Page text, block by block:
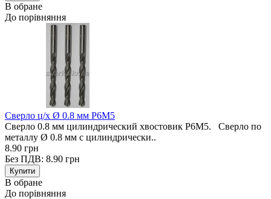
В обране
До порівняння
Сверло ц/х Ø 0.8 мм Р6М5
Сверло 0.8 мм цилиндрический хвостовик Р6М5. Сверло по
металлу Ø 0.8 мм с цилиндрически..
8.90 грн
Без ПДВ: 8.90 грн
В обране
До порівняння